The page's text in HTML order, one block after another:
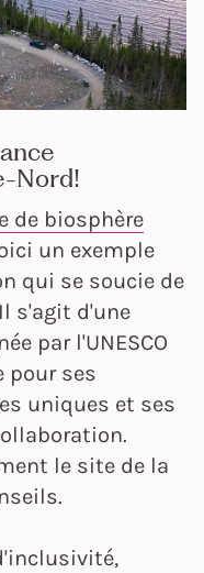
Nord!
de biosphère
un exemple
qui se soucie de
s'agit d'une
par l'UNESCO
pour ses
uniques et ses
le site de la